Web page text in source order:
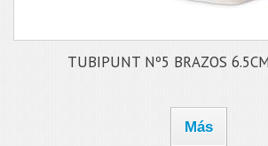
TUBIPUNT Nº5 BRAZOS
Más